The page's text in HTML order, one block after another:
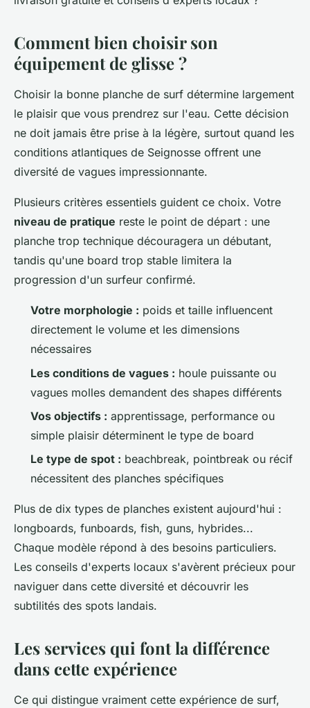
Comment bien choisir son
équipement de glisse ?
Choisir la bonne planche de surf détermine largement
le plaisir que vous prendrez sur l'eau. Cette décision
ne doit jamais être prise à la légère, surtout quand les
conditions atlantiques de Seignosse offrent une
diversité de vagues impressionnante.
Plusieurs critères essentiels guident ce choix. Votre
niveau de pratique reste le point de départ : une
planche trop technique découragera un débutant,
tandis qu'une board trop stable limitera la
progression d'un surfeur confirmé.
Votre morphologie : poids et taille influencent
directement le volume et les dimensions
nécessaires
Les conditions de vagues : houle puissante ou
vagues molles demandent des shapes différents
Vos objectifs : apprentissage, performance ou
simple plaisir déterminent le type de board
Le type de spot : beachbreak, pointbreak ou récif
nécessitent des planches spécifiques
Plus de dix types de planches existent aujourd'hui :
longboards, funboards, fish, guns, hybrides...
Chaque modèle répond à des besoins particuliers.
Les conseils d'experts locaux s'avèrent précieux pour
naviguer dans cette diversité et découvrir les
subtilités des spots landais.
Les services qui font la différence
dans cette expérience
Ce qui distingue vraiment cette expérience de surf,